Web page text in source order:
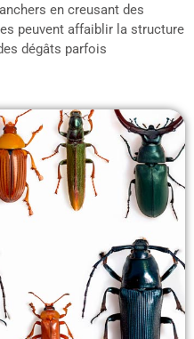
en creusant des
peuvent affaiblir la structure
dégâts parfois